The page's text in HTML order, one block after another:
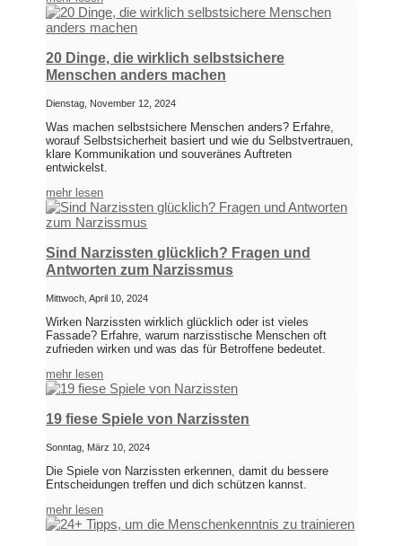
20 Dinge, die wirklich selbstsichere
Menschen anders machen
Dienstag, November 12, 2024
Was machen selbstsichere Menschen anders? Erfahre,
worauf Selbstsicherheit basiert und wie du Selbstvertrauen,
klare Kommunikation und souveränes Auftreten
entwickelst.
mehr lesen
Sind Narzissten glücklich? Fragen und
Antworten zum Narzissmus
Mittwoch, April 10, 2024
Wirken Narzissten wirklich glücklich oder ist vieles
Fassade? Erfahre, warum narzisstische Menschen oft
zufrieden wirken und was das für Betroffene bedeutet.
mehr lesen
19 fiese Spiele von Narzissten
Sonntag, März 10, 2024
Die Spiele von Narzissten erkennen, damit du bessere
Entscheidungen treffen und dich schützen kannst.
mehr lesen